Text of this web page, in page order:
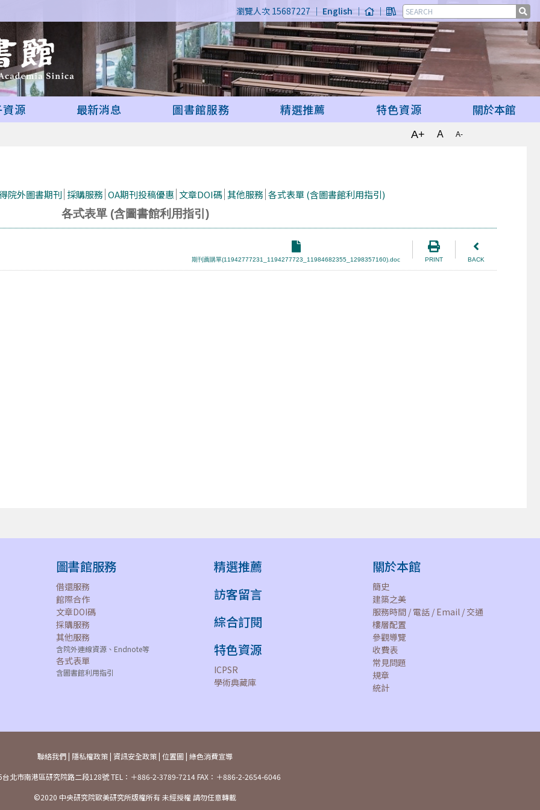
瀏覽人次 15687227 ｜ English ｜ ｜
源 最新消息 圖書館服務 精選推薦 特色資源 關於本館
A+ A A-
院外圖書期刊 採購服務 OA期刊投稿優惠 文章DOI碼 其他服務 各式表單 (含圖書館利用指引)
各式表單 (含圖書館利用指引)
期刊薦購單(11942777231_1194277723_11984682355_1298357160).doc PRINT BACK
圖書館服務
借還服務
館際合作
文章DOI碼
採購服務
其他服務
含院外連線資源、Endnote等
各式表單
含圖書館利用指引
精選推薦
訪客留言
綜合訂閱
特色資源
ICPSR
學術典藏庫
關於本館
簡史
建築之美
服務時間 / 電話 / Email / 交通
樓層配置
參觀導覽
收費表
常見問題
規章
統計
聯絡我們 | 隱私權政策 | 資訊安全政策 | 位置圖 | 綠色消費宣導
台北市南港區研究院路二段128號 TEL：＋886-2-3789-7214 FAX：＋886-2-2654-6046
©2020 中央研究院歐美研究所版權所有 未經授權 請勿任意轉載